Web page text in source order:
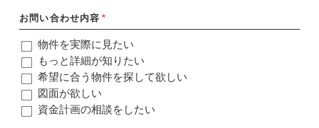
お問い合わせ内容 *
物件を実際に見たい
もっと詳細が知りたい
希望に合う物件を探して欲しい
図面が欲しい
資金計画の相談をしたい